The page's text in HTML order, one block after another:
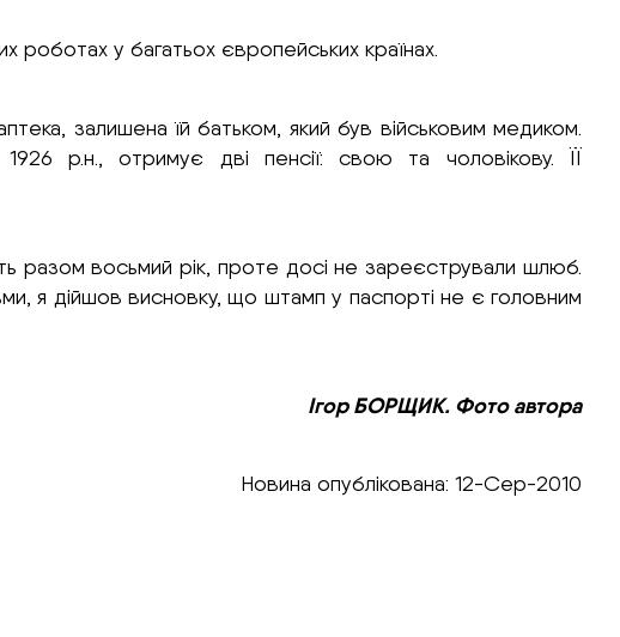
роботах у багатьох європейських країнах.
залишена їй батьком, який був військовим медиком.
р.н., отримує дві пенсії: свою та чоловікову. ЇЇ
разом восьмий рік, проте досі не зареєстрували шлюб.
я дійшов висновку, що штамп у паспорті не є головним
Ігор БОРЩИК. Фото автора
Новина опублікована: 12-Сер-2010